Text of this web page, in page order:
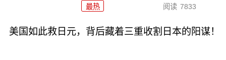
最热 阅读 7833
美国如此救日元，背后藏着三重收割日本的阳谋！